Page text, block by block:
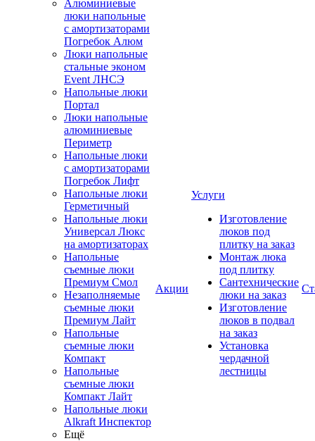
Алюминиевые
люки напольные
с амортизаторами
Погребок Алюм
Люки напольные
стальные эконом
Event ЛНСЭ
Напольные люки
Портал
Люки напольные
алюминиевые
Периметр
Напольные люки
с амортизаторами
Погребок Лифт
Напольные люки
Герметичный
Напольные люки
Универсал Люкс
на амортизаторах
Напольные
съемные люки
Премиум Смол
Незаполняемые
съемные люки
Премиум Лайт
Напольные
съемные люки
Компакт
Напольные
съемные люки
Компакт Лайт
Напольные люки
Alkraft Инспектор
Ещё
Акции
Услуги
Изготовление
люков под
плитку на заказ
Монтаж люка
под плитку
Сантехнические
люки на заказ
Изготовление
люков в подвал
на заказ
Установка
чердачной
лестницы